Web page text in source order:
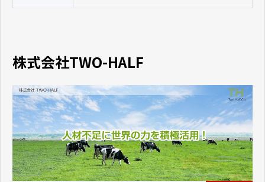
株式会社TWO-HALF